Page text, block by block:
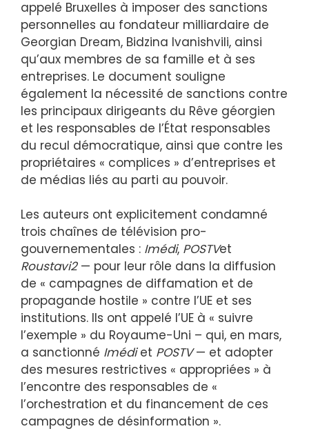
appelé Bruxelles à imposer des sanctions
personnelles au fondateur milliardaire de
Georgian Dream, Bidzina Ivanishvili, ainsi
qu’aux membres de sa famille et à ses
entreprises. Le document souligne
également la nécessité de sanctions contre
les principaux dirigeants du Rêve géorgien
et les responsables de l’État responsables
du recul démocratique, ainsi que contre les
propriétaires « complices » d’entreprises et
de médias liés au parti au pouvoir.
Les auteurs ont explicitement condamné
trois chaînes de télévision pro-
gouvernementales : Imédi, POSTVet
Roustavi2 — pour leur rôle dans la diffusion
de « campagnes de diffamation et de
propagande hostile » contre l’UE et ses
institutions. Ils ont appelé l’UE à « suivre
l’exemple » du Royaume-Uni – qui, en mars,
a sanctionné Imédiet POSTV— et adopter
des mesures restrictives « appropriées » à
l’encontre des responsables de «
l’orchestration et du financement de ces
campagnes de désinformation ».